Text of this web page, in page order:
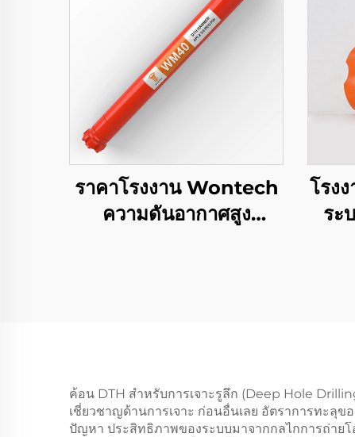
ราคาโรงงาน Wontech
ความดันอากาศสูง
โรง
ระ
ค้อน DTH สำหรับการเจาะรูลึก (Deep Hole
เชี่ยวชาญด้านการเจาะ ก่อนอื่นเลย อัตราการทะลุข
ปัญหา ประสิทธิภาพของระบบมาจากกลไกการถ่าย